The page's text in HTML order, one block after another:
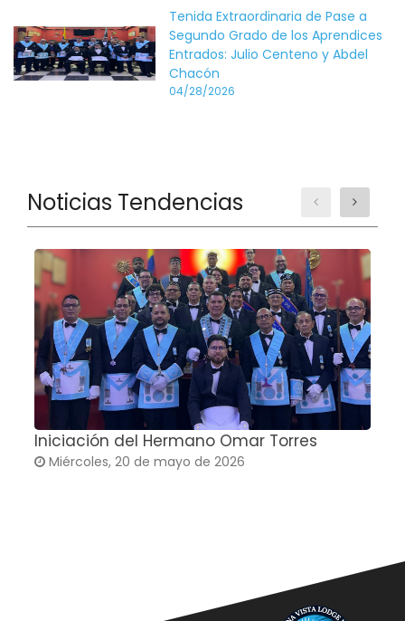
Tenida Extraordinaria de Pase a
Segundo Grado de los Aprendices
Entrados: Julio Centeno y Abdel
Chacón
04/28/2026
Noticias Tendencias
Iniciación del Hermano Omar Torres
Miércoles, 20 de mayo de 2026